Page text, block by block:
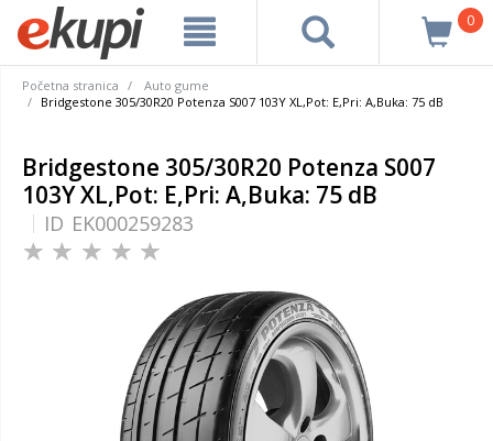
0
Početna stranica
Auto gume
Bridgestone 305/30R20 Potenza S007 103Y XL,Pot: E,Pri: A,Buka: 75 dB
Bridgestone 305/30R20 Potenza S007
103Y XL,Pot: E,Pri: A,Buka: 75 dB
ID EK000259283